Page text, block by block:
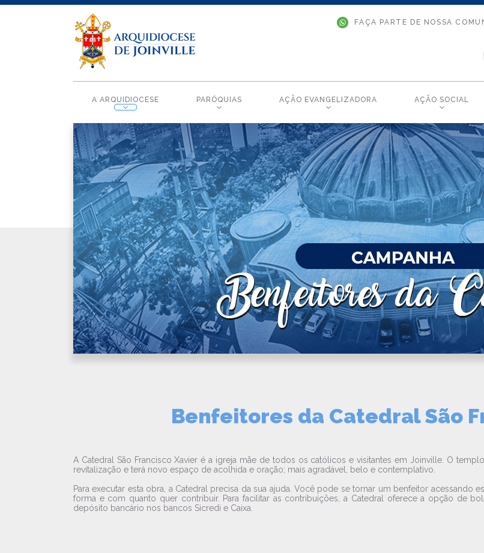
FAÇA PARTE DE NOSSA
A ARQUIDIOCESE PARÓQUIAS AÇÃO EVANGELIZADORA AÇÃO SOCIAL
Benfeitores da Catedral São
A Catedral São Francisco Xavier é a igreja mãe de todos os católicos e visitantes em Joinville. O
revitalização e terá novo espaço de acolhida e oração; mais agradável, belo e contemplativo.
Para executar esta obra, a Catedral precisa da sua ajuda. Você pode se tornar um benfeitor acessando
forma e com quanto quer contribuir. Para facilitar as contribuições, a Catedral oferece a opção de
depósito bancário nos bancos Sicredi e Caixa.